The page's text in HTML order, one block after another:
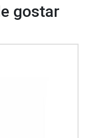
gostar